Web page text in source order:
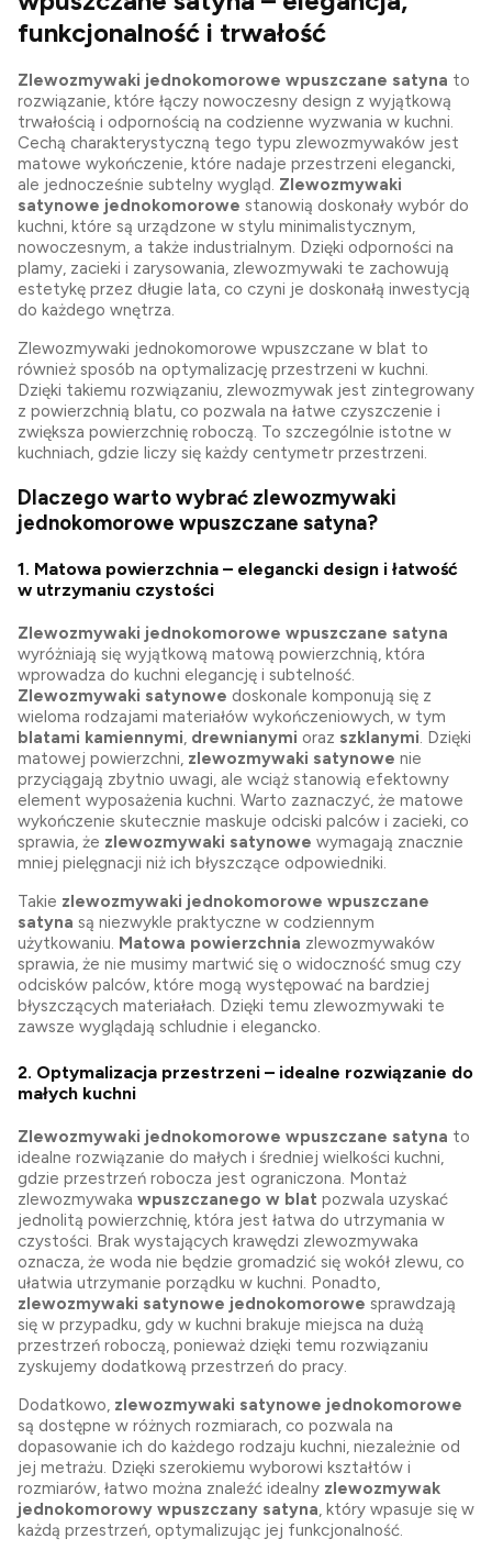
funkcjonalność i trwałość
Zlewozmywaki jednokomorowe wpuszczane satyna to
rozwiązanie, które łączy nowoczesny design z wyjątkową
trwałością i odpornością na codzienne wyzwania w kuchni.
Cechą charakterystyczną tego typu zlewozmywaków jest
matowe wykończenie, które nadaje przestrzeni elegancki,
ale jednocześnie subtelny wygląd. Zlewozmywaki
satynowe jednokomorowe stanowią doskonały wybór do
kuchni, które są urządzone w stylu minimalistycznym,
nowoczesnym, a także industrialnym. Dzięki odporności na
plamy, zacieki i zarysowania, zlewozmywaki te zachowują
estetykę przez długie lata, co czyni je doskonałą inwestycją
do każdego wnętrza.
Zlewozmywaki jednokomorowe wpuszczane w blat to
również sposób na optymalizację przestrzeni w kuchni.
Dzięki takiemu rozwiązaniu, zlewozmywak jest zintegrowany
z powierzchnią blatu, co pozwala na łatwe czyszczenie i
zwiększa powierzchnię roboczą. To szczególnie istotne w
kuchniach, gdzie liczy się każdy centymetr przestrzeni.
Dlaczego warto wybrać zlewozmywaki
jednokomorowe wpuszczane satyna?
1. Matowa powierzchnia – elegancki design i łatwość
w utrzymaniu czystości
Zlewozmywaki jednokomorowe wpuszczane satyna
wyróżniają się wyjątkową matową powierzchnią, która
wprowadza do kuchni elegancję i subtelność.
Zlewozmywaki satynowe doskonale komponują się z
wieloma rodzajami materiałów wykończeniowych, w tym
blatami kamiennymi, drewnianymi oraz szklanymi. Dzięki
matowej powierzchni, zlewozmywaki satynowe nie
przyciągają zbytnio uwagi, ale wciąż stanowią efektowny
element wyposażenia kuchni. Warto zaznaczyć, że matowe
wykończenie skutecznie maskuje odciski palców i zacieki, co
sprawia, że zlewozmywaki satynowe wymagają znacznie
mniej pielęgnacji niż ich błyszczące odpowiedniki.
Takie zlewozmywaki jednokomorowe wpuszczane
satyna są niezwykle praktyczne w codziennym
użytkowaniu. Matowa powierzchnia zlewozmywaków
sprawia, że nie musimy martwić się o widoczność smug czy
odcisków palców, które mogą występować na bardziej
błyszczących materiałach. Dzięki temu zlewozmywaki te
zawsze wyglądają schludnie i elegancko.
2. Optymalizacja przestrzeni – idealne rozwiązanie do
małych kuchni
Zlewozmywaki jednokomorowe wpuszczane satyna to
idealne rozwiązanie do małych i średniej wielkości kuchni,
gdzie przestrzeń robocza jest ograniczona. Montaż
zlewozmywaka wpuszczanego w blat pozwala uzyskać
jednolitą powierzchnię, która jest łatwa do utrzymania w
czystości. Brak wystających krawędzi zlewozmywaka
oznacza, że woda nie będzie gromadzić się wokół zlewu, co
ułatwia utrzymanie porządku w kuchni. Ponadto,
zlewozmywaki satynowe jednokomorowe sprawdzają
się w przypadku, gdy w kuchni brakuje miejsca na dużą
przestrzeń roboczą, ponieważ dzięki temu rozwiązaniu
zyskujemy dodatkową przestrzeń do pracy.
Dodatkowo, zlewozmywaki satynowe jednokomorowe
są dostępne w różnych rozmiarach, co pozwala na
dopasowanie ich do każdego rodzaju kuchni, niezależnie od
jej metrażu. Dzięki szerokiemu wyborowi kształtów i
rozmiarów, łatwo można znaleźć idealny zlewozmywak
jednokomorowy wpuszczany satyna, który wpasuje się w
każdą przestrzeń, optymalizując jej funkcjonalność.